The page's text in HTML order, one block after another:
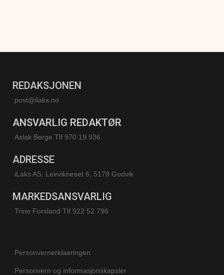
REDAKSJONEN
post@ilaks.no
ANSVARLIG REDAKTØR
Aslak Berge Tlf 970 19 936
ADRESSE
iLaks AS, Leirvikneset 6, 5179 Godvik
MARKEDSANSVARLIG
Trine Forsland Tlf 922 52 796
Personvernerklaeringen
Personvern og informasjonskapsler